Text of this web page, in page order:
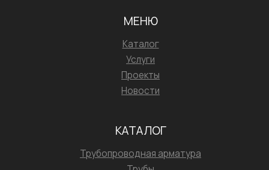
МЕНЮ
Каталог
Услуги
Проекты
Новости
КАТАЛОГ
Трубопроводная арматура